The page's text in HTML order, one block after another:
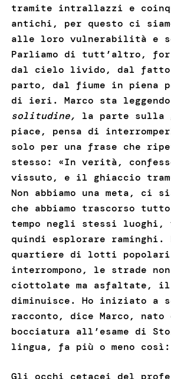
tramite intrallazzi e
antichi, per questo ci
alle loro vulnerabilità e
Parliamo di tutt’altro,
dal cielo livido, dal fatto
parto, dal fiume in piena
di ieri. Marco sta leggendo
solitudine, la parte sulla
piace, pensa di
solo per una frase che
stesso: «In verità,
vissuto, e il ghiaccio
Non abbiamo una meta, ci
che abbiamo trascorso
tempo negli stessi luoghi,
quindi esplorare raminghi.
quartiere di lotti
interrompono, le strade
ciottolate ma asfaltate,
diminuisce. Ho iniziato a
racconto, dice Marco, nato
bocciatura all’esame di
lingua, fa più o meno così:
Gli occhi cetacei del